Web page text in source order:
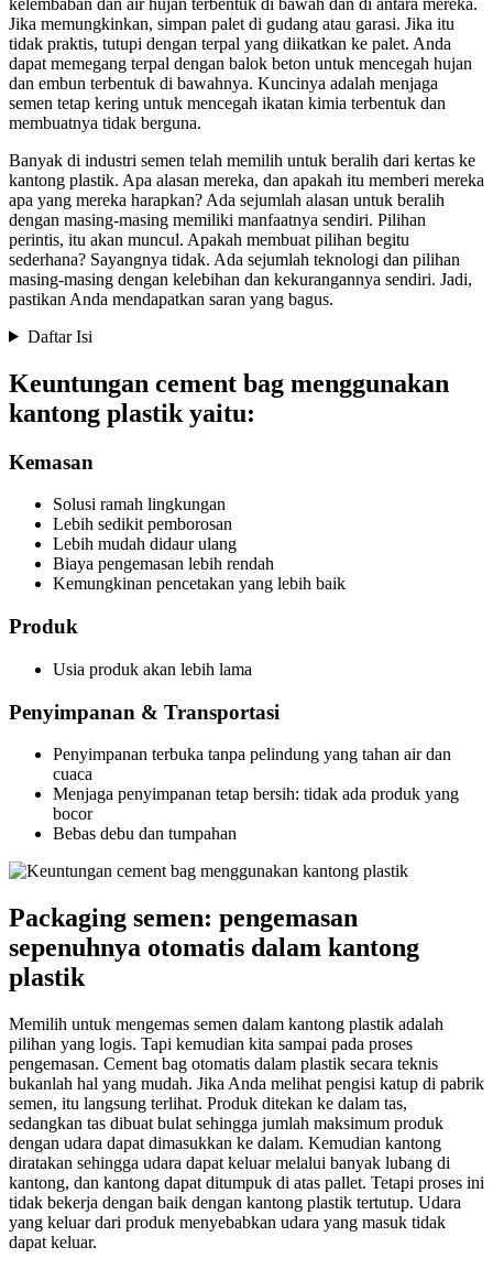
Jika memungkinkan, simpan palet di gudang atau garasi. Jika itu
tidak praktis, tutupi dengan terpal yang diikatkan ke palet. Anda
dapat memegang terpal dengan balok beton untuk mencegah hujan
dan embun terbentuk di bawahnya. Kuncinya adalah menjaga
semen tetap kering untuk mencegah ikatan kimia terbentuk dan
membuatnya tidak berguna.
Banyak di industri semen telah memilih untuk beralih dari kertas ke
kantong plastik. Apa alasan mereka, dan apakah itu memberi mereka
apa yang mereka harapkan? Ada sejumlah alasan untuk beralih
dengan masing-masing memiliki manfaatnya sendiri. Pilihan
perintis, itu akan muncul. Apakah membuat pilihan begitu
sederhana? Sayangnya tidak. Ada sejumlah teknologi dan pilihan
masing-masing dengan kelebihan dan kekurangannya sendiri. Jadi,
pastikan Anda mendapatkan saran yang bagus.
Daftar Isi
Keuntungan cement bag menggunakan
kantong plastik yaitu:
Kemasan
Solusi ramah lingkungan
Lebih sedikit pemborosan
Lebih mudah didaur ulang
Biaya pengemasan lebih rendah
Kemungkinan pencetakan yang lebih baik
Produk
Usia produk akan lebih lama
Penyimpanan & Transportasi
Penyimpanan terbuka tanpa pelindung yang tahan air dan
cuaca
Menjaga penyimpanan tetap bersih: tidak ada produk yang
bocor
Bebas debu dan tumpahan
Packaging semen: pengemasan
sepenuhnya otomatis dalam kantong
plastik
Memilih untuk mengemas semen dalam kantong plastik adalah
pilihan yang logis. Tapi kemudian kita sampai pada proses
pengemasan. Cement bag otomatis dalam plastik secara teknis
bukanlah hal yang mudah. Jika Anda melihat pengisi katup di pabrik
semen, itu langsung terlihat. Produk ditekan ke dalam tas,
sedangkan tas dibuat bulat sehingga jumlah maksimum produk
dengan udara dapat dimasukkan ke dalam. Kemudian kantong
diratakan sehingga udara dapat keluar melalui banyak lubang di
kantong, dan kantong dapat ditumpuk di atas pallet. Tetapi proses ini
tidak bekerja dengan baik dengan kantong plastik tertutup. Udara
yang keluar dari produk menyebabkan udara yang masuk tidak
dapat keluar.